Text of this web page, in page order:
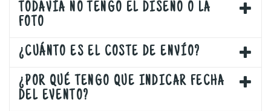
TODAVÍA NO TENGO EL DISEÑO O LA
FOTO
¿CUÁNTO ES EL COSTE DE ENVÍO?
¿POR QUÉ TENGO QUE INDICAR FECHA
DEL EVENTO?